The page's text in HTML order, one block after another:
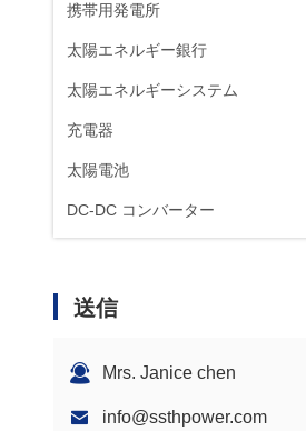
携帯用発電所
太陽エネルギー銀行
太陽エネルギーシステム
充電器
太陽電池
DC-DC コンバーター
送信
Mrs. Janice chen
info@ssthpower.com